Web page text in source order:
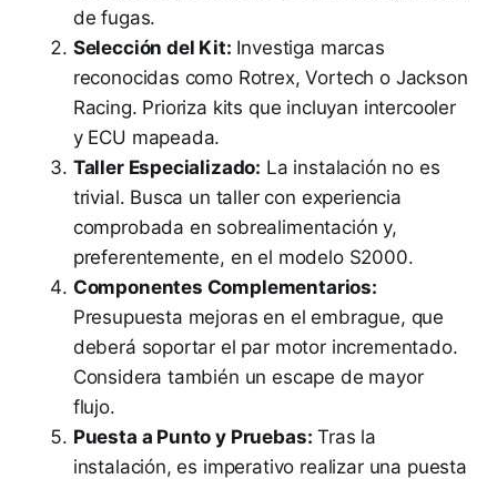
de fugas.
Selección del Kit: Investiga marcas
reconocidas como Rotrex, Vortech o Jackson
Racing. Prioriza kits que incluyan intercooler
y ECU mapeada.
Taller Especializado: La instalación no es
trivial. Busca un taller con experiencia
comprobada en sobrealimentación y,
preferentemente, en el modelo S2000.
Componentes Complementarios:
Presupuesta mejoras en el embrague, que
deberá soportar el par motor incrementado.
Considera también un escape de mayor
flujo.
Puesta a Punto y Pruebas: Tras la
instalación, es imperativo realizar una puesta